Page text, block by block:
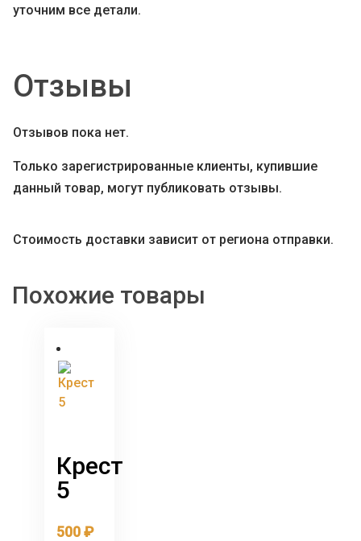
уточним все детали.
Отзывы
Отзывов пока нет.
Только зарегистрированные клиенты, купившие
данный товар, могут публиковать отзывы.
Стоимость доставки зависит от региона отправки.
Похожие товары
Крест
5
500₽